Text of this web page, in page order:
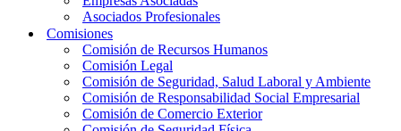
Asociados Profesionales
Comisiones
Comisión de Recursos Humanos
Comisión Legal
Comisión de Seguridad, Salud Laboral y Ambiente
Comisión de Responsabilidad Social Empresarial
Comisión de Comercio Exterior